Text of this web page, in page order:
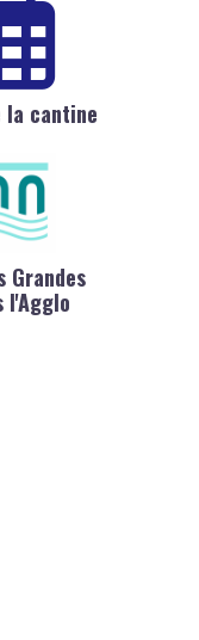
la cantine
Grandes
l'Agglo